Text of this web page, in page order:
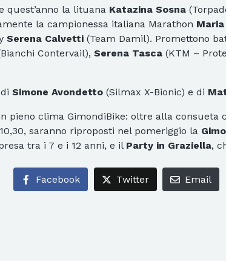
quest’anno la lituana Katazina Sosna
la campionessa italiana Marathon
Serena Calvetti (Team Damil). Promettono
Contervail), Serena Tasca (KTM –
Simone Avondetto (Silmax X-Bionic) e di
pieno clima GimondiBike: oltre alla consueta
saranno riproposti nel pomeriggio la
tra i 7 e i 12 anni, e il Party in Graziella,
Facebook Twitter Email